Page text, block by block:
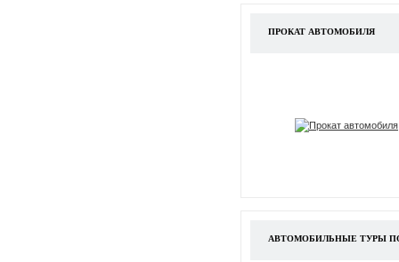
ПРОКАТ АВТОМОБИЛЯ
АВТОМОБИЛЬНЫЕ ТУРЫ